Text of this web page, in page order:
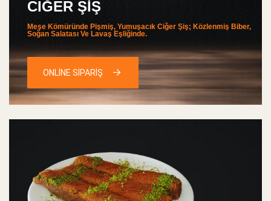
CIĞER ŞİŞ
Meşe Kömüründe Pişmiş, Yumuşacık Ciğer Şiş; Közlenmiş Biber,
Soğan Salatası Ve Lavaş Eşliğinde.
ONLİNE SİPARİŞ